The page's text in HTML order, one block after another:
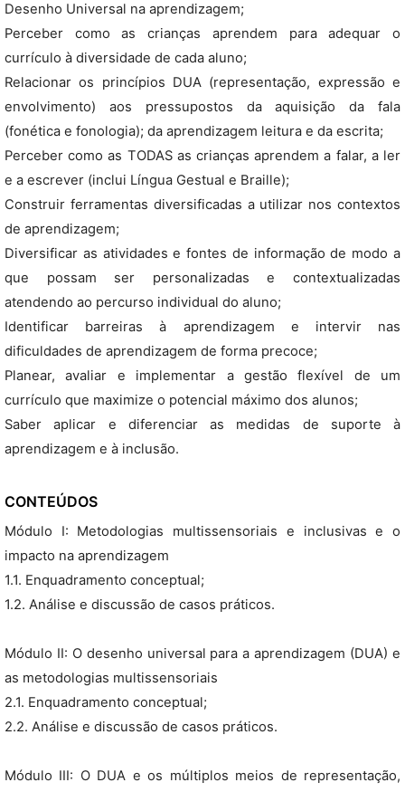
Desenho Universal na aprendizagem;
Perceber como as crianças aprendem para adequar o
currículo à diversidade de cada aluno;
Relacionar os princípios DUA (representação, expressão e
envolvimento) aos pressupostos da aquisição da fala
(fonética e fonologia); da aprendizagem leitura e da escrita;
Perceber como as TODAS as crianças aprendem a falar, a ler
e a escrever (inclui Língua Gestual e Braille);
Construir ferramentas diversificadas a utilizar nos contextos
de aprendizagem;
Diversificar as atividades e fontes de informação de modo a
que possam ser personalizadas e contextualizadas
atendendo ao percurso individual do aluno;
Identificar barreiras à aprendizagem e intervir nas
dificuldades de aprendizagem de forma precoce;
Planear, avaliar e implementar a gestão flexível de um
currículo que maximize o potencial máximo dos alunos;
Saber aplicar e diferenciar as medidas de suporte à
aprendizagem e à inclusão.
CONTEÚDOS
Módulo I: Metodologias multissensoriais e inclusivas e o
impacto na aprendizagem
1.1. Enquadramento conceptual;
1.2. Análise e discussão de casos práticos.
Módulo II: O desenho universal para a aprendizagem (DUA) e
as metodologias multissensoriais
2.1. Enquadramento conceptual;
2.2. Análise e discussão de casos práticos.
Módulo III: O DUA e os múltiplos meios de representação,